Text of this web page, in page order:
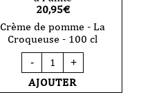
20,95€
Crème de pomme - La
Croqueuse - 100 cl
-
quantité
de
Crème
de
+
AJOUTER